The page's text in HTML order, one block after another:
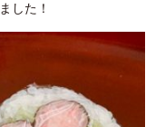
した！